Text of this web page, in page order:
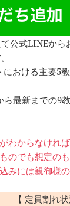
公式LINEから
おける主要5
最新までの9
わからなけれ
のでも想定の
みには親御様
【 定員割れ状